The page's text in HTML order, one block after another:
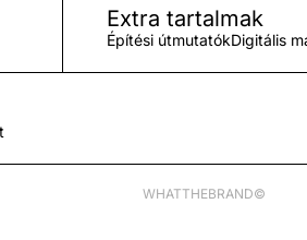
Extra tartalmak
Építési útmutatókDigitális
WHATTHEBRAND©